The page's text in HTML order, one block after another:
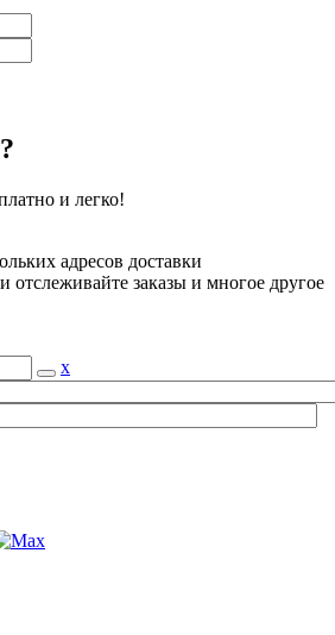
и легко!
адресов доставки
отслеживайте заказы и многое другое
x